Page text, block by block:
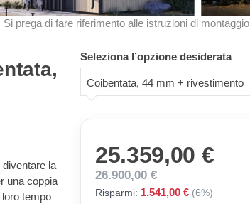
prega di fare riferimento alle istruzioni di montaggio
la
una coppia
tempo
Seleziona l’opzione desiderata
Coibentata, 44 mm + rivestimento
25.359,00 €
26.900,00 €
Risparmi: 1.541,00 € (6%)